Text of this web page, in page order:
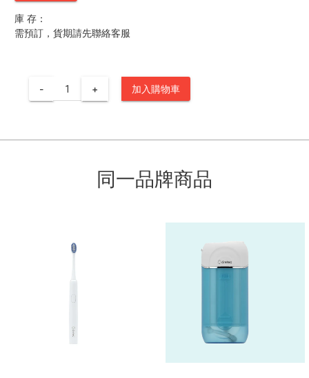
庫 存：
需預訂，貨期請先聯絡客服
- + 加入購物車
同一品牌商品